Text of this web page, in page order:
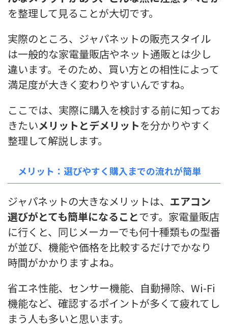
を整理して見ることが大切です。
実際のところ、ジャパネットの販売スタイル
は一般的な家電量販店やネット通販とは少し
違います。そのため、買い方との相性によって
満足度が大きく変わりやすいんですね。
ここでは、実際に購入を検討する前に知ってお
きたいメリットとデメリットを分かりやすく
整理して解説します。
メリット：選びやすく購入までの流れが簡単
ジャパネットの大きなメリットは、 エアコン
選びがとても簡単になることです。家電量販店
に行くと、同じメーカーでも何十種類もの型番
が並び、機能や価格を比較するだけでかなり
時間がかかりますよね。
省エネ性能、センサー機能、自動掃除、Wi-Fi
機能など、確認するポイントが多くて疲れてし
まう人も多いと思います。